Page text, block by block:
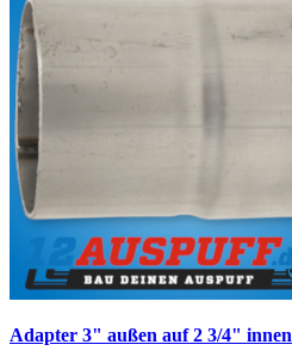
Adapter 3" außen auf 2 3/4" innen